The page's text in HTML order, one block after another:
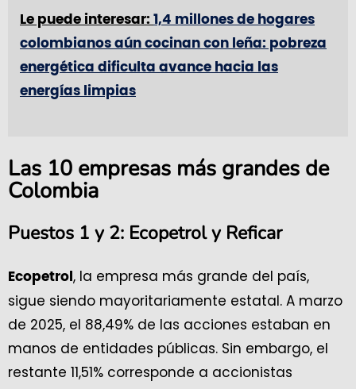
Le puede interesar: 1,4 millones de hogares
colombianos aún cocinan con leña: pobreza
energética dificulta avance hacia las
energías limpias
Las 10 empresas más grandes de
Colombia
Puestos 1 y 2: Ecopetrol y Reficar
Ecopetrol , la empresa más grande del país,
sigue siendo mayoritariamente estatal. A marzo
de 2025, el 88,49% de las acciones estaban en
manos de entidades públicas. Sin embargo, el
restante 11,51% corresponde a accionistas